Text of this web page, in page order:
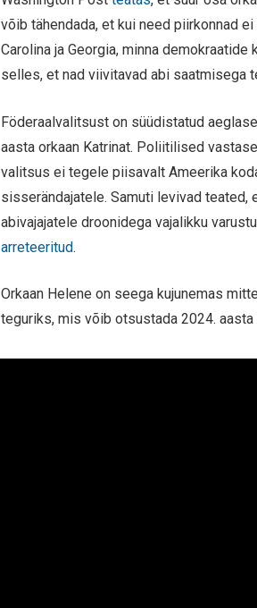
võib tähendada, et kui need piirkonnad
Carolina ja Georgia, minna
selles, et nad viivitavad abi saatmisega
Föderaalvalitsust on süüdistatud
aasta orkaan Katrinat. Poliitilised
valitsus ei tegele piisavalt Ameerika
sisserändajatele. Samuti levivad
abivajajatele droonidega vajalikku
arreteeritud.
Orkaan Helene on seega kujunemas
teguriks, mis võib otsustada 2024.